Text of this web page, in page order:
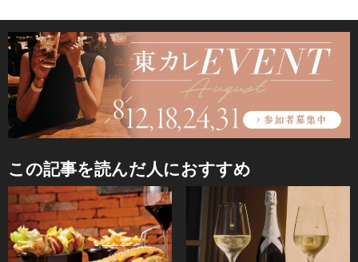
この記事を読んだ人におすすめ